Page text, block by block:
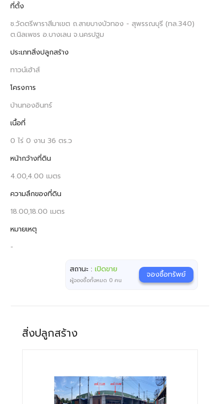
ที่ตั้ง
ซ.วัดตรีพาราสีมาเขต ถ.สายบางบัวทอง - สุพรรณบุรี (ทล.340)
ต.นิลเพชร อ.บางเลน จ.นครปฐม
ประเภทสิ่งปลูกสร้าง
ทาวน์เฮ้าส์
โครงการ
บ้านทองอินทร์
เนื้อที่
0 ไร่ 0 งาน 36 ตร.ว
หน้ากว้างที่ดิน
4.00,4.00 เมตร
ความลึกของที่ดิน
18.00,18.00 เมตร
หมายเหตุ
-
สถานะ :เปิดขาย
ผู้จองซื้อทั้งหมด 0 คน
จองซื้อทรัพย์
สิ่งปลูกสร้าง